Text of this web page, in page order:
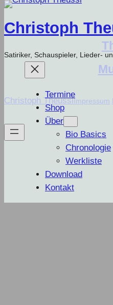
Zum
Inhalt
springen
Christoph
Satiriker, Schauspieler, Lieder-
Termine
Shop
Über
Bio Basics
Chronologie
Werkliste
Download
Kontakt
Christoph TheusslImpressum